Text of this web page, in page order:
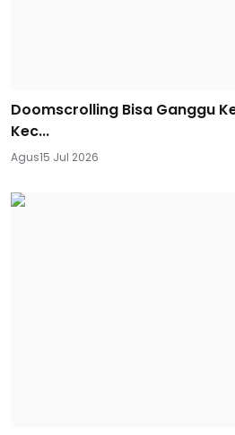
Doomscrolling Bisa Ganggu
Kec...
Agus15 Jul 2026